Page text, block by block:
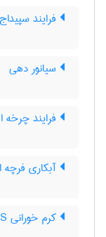
فرایند سپیداج
سیانور دهی
فرایند چرخه
آبکاری فرچه
کرم خورانی DBS